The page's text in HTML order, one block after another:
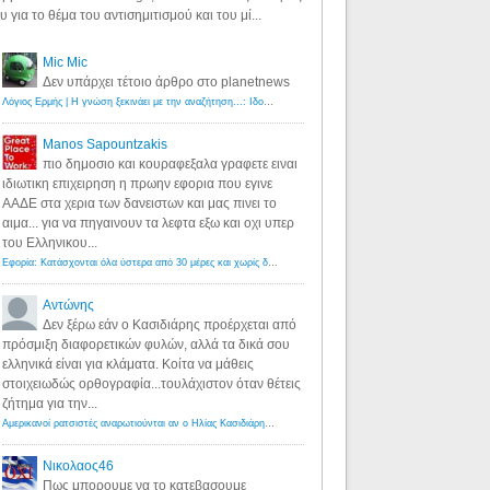
για το θέμα του αντισημιτισμού και του μί...
Mic Mic
Δεν υπάρχει τέτοιο άρθρο στο planetnews
Λόγιος Ερμής | Η γνώση ξεκινάει με την αναζήτηση...: Ιδού οι 18 που χρωστούν 11 δις ευρώ!
Manos Sapountzakis
πιο δημοσιο και κουραφεξαλα γραφετε ειναι
ιδιωτικη επιχειρηση η πρωην εφορια που εγινε
ΑΑΔΕ στα χερια των δανειστων και μας πινει το
αιμα... για να πηγαινουν τα λεφτα εξω και οχι υπερ
του Ελληνικου...
Εφορία: Κατάσχονται όλα ύστερα από 30 μέρες και χωρίς δικαστικές αποφάσεις - Λόγιος Ερμής
Αντώνης
Δεν ξέρω εάν ο Κασιδιάρης προέρχεται από
πρόσμιξη διαφορετικών φυλών, αλλά τα δικά σου
ελληνικά είναι για κλάματα. Κοίτα να μάθεις
στοιχειωδώς ορθογραφία...τουλάχιστον όταν θέτεις
ζήτημα για την...
Αμερικανοί ρατσιστές αναρωτιούνται αν ο Ηλίας Κασιδιάρης ανήκει στη λευκή φυλή... - Λόγιος Ερμής
Νικολαος46
Πως μπορουμε να το κατεβασουμε